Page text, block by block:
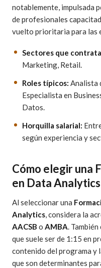
notablemente, impulsada
de profesionales
vuelto prioritaria para las
Sectores que
Marketing, Retail.
Roles típicos: Analista
Especialista en
Datos.
Horquilla salarial:
según experiencia y
Cómo elegir una
en Data Analytics
Al seleccionar una
Analytics, considera la
AACSB o AMBA.
que suele ser de 1:15 en
contenido del programa y
que son determinantes